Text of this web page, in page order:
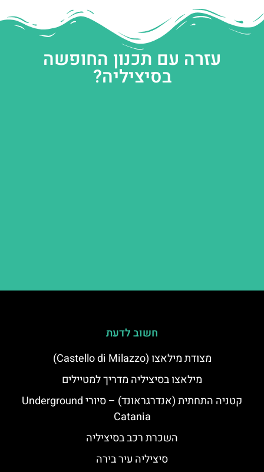
עזרה עם תכנון החופשה
בסיציליה?
חשוב לדעת
מצודת מילאצו (Castello di Milazzo)
מילאצו בסיציליה מדריך למטיילים
קטניה התחתית (אנדרגראונד) – סיורי Underground
Catania
השכרת רכב בסיציליה
סיציליה עיר בירה